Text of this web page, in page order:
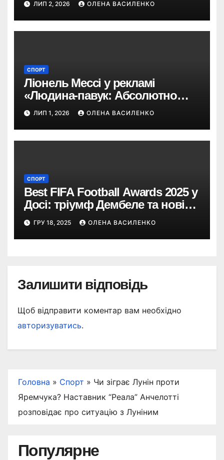
ЛИП 2, 2026 ОЛЕНА ВАСИЛЕНКО
СПОРТ
Ліонель Мессі у рекламі
«Людина-павук: Абсолютно
новий день»: навіщо Sony
запросила футбольну легенду
ЛИП 1, 2026 ОЛЕНА ВАСИЛЕНКО
СПОРТ
Best FIFA Football Awards 2025 у
Досі: тріумф Дембеле та нові
герої світового футболу
ГРУ 18, 2025 ОЛЕНА ВАСИЛЕНКО
Залишити відповідь
Щоб відправити коментар вам необхідно
авторизуватись.
Головна » Спорт » Чи зіграє Лунін проти
Яремчука? Наставник “Реала” Анчелотті
розповідає про ситуацію з Луніним
Популярне